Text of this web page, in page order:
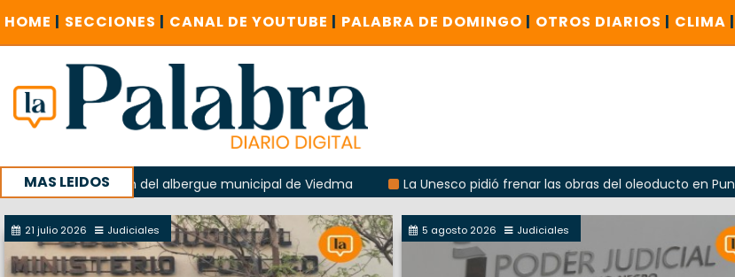
HOME | SECCIONES | CANAL DE YOUTUBE | PALABRA DE DOMINGO | OTROS DIARIOS | CLIMA |
MAS LEIDOS
explosión del albergue municipal de Viedma La Unesco pidió frenar las obras del oleoducto en Punta
con un encuentro provincial en Roca
21 julio 2026 Judiciales 5 agosto 2026 Judiciales